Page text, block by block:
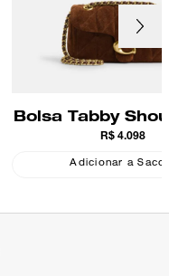
Bolsa Tabby
With Quilting
Coach
R$ 4.098
Adicionar a